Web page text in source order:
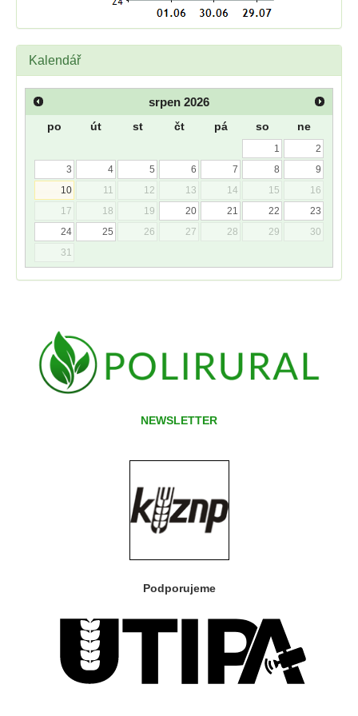
Kalendář
srpen 2026
po út st čt pá so ne
1
2
3
4 5 6 7 8
9
10
11 12 13 14 15
16
17
18 19 20 21 22
23
24
25 26 27 28 29
30
31
NEWSLETTER
Podporujeme